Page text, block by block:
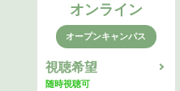
オンライン
オープンキャンパス
視聴希望
随時視聴可